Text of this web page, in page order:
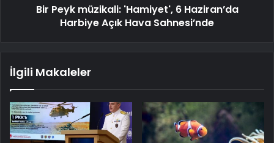
Bir Peyk müzikali: 'Hamiyet', 6 Haziran’da
Harbiye Açık Hava Sahnesi’nde
İlgili Makaleler